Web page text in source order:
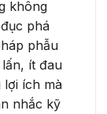
không
phá
phẫu
ít đau
lợi ích mà
nhắc kỹ